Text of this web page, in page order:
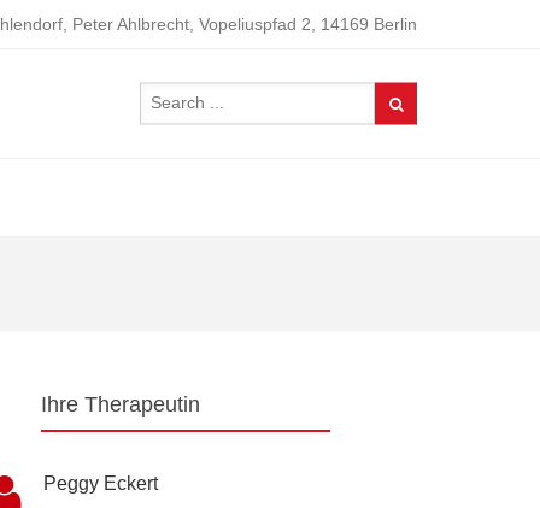
Peter Ahlbrecht, Vopeliuspfad 2, 14169 Berlin
Ihre Therapeutin
Peggy Eckert